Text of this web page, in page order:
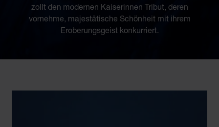
zollt den modernen Kaiserinnen Tribut, deren
vornehme, majestätische Schönheit mit ihrem
Eroberungsgeist konkurriert.